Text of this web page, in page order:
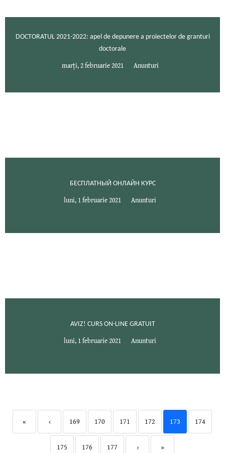
DOCTORATUL 2021-2022: apel de depunere a proiectelor de granturi
doctorale
marți, 2 februarie 2021 Anunturi
БЕСПЛАТНЫЙ ОНЛАЙН КУРС
luni, 1 februarie 2021 Anunturi
AVIZ! CURS ON-LINE GRATUIT
luni, 1 februarie 2021 Anunturi
« ‹ 169 170 171 172 173 174
175 176 177 › »